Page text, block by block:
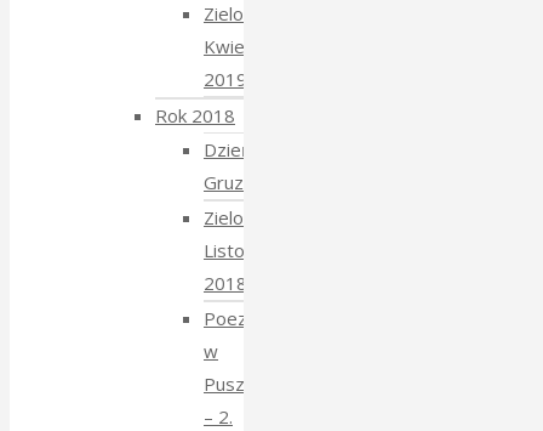
Zielony
Kwiecień
2019
Rok 2018
Dzień
Gruziński
Zielony
Listopad
2018
Poezja
w
Puszczy
– 2.